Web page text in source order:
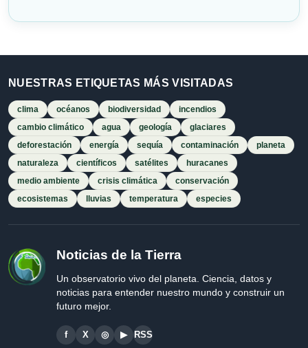
NUESTRAS ETIQUETAS MÁS VISITADAS
clima océanos biodiversidad
incendios
cambio climático
agua geología
glaciares
deforestación
energía sequía contaminación
planeta
naturaleza
científicos satélites
huracanes
medio ambiente
crisis climática
conservación
ecosistemas
lluvias temperatura especies
Noticias de la Tierra
Un observatorio vivo del planeta. Ciencia, datos y
noticias para entender nuestro mundo y construir un
futuro mejor.
f X ◎ ▶ RSS